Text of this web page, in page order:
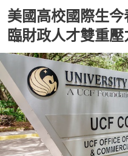
美國高校國際生
臨財政人才雙重壓